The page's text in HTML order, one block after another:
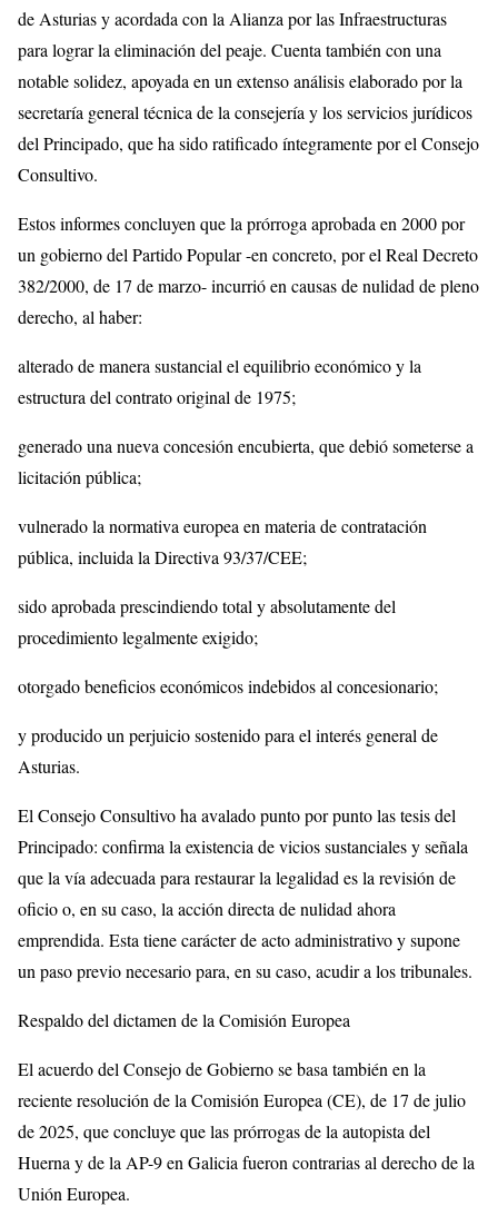
de Asturias y acordada con la Alianza por las Infraestructuras
para lograr la eliminación del peaje. Cuenta también con una
notable solidez, apoyada en un extenso análisis elaborado por la
secretaría general técnica de la consejería y los servicios jurídicos
del Principado, que ha sido ratificado íntegramente por el Consejo
Consultivo.
Estos informes concluyen que la prórroga aprobada en 2000 por
un gobierno del Partido Popular -en concreto, por el Real Decreto
382/2000, de 17 de marzo- incurrió en causas de nulidad de pleno
derecho, al haber:
alterado de manera sustancial el equilibrio económico y la
estructura del contrato original de 1975;
generado una nueva concesión encubierta, que debió someterse a
licitación pública;
vulnerado la normativa europea en materia de contratación
pública, incluida la Directiva 93/37/CEE;
sido aprobada prescindiendo total y absolutamente del
procedimiento legalmente exigido;
otorgado beneficios económicos indebidos al concesionario;
y producido un perjuicio sostenido para el interés general de
Asturias.
El Consejo Consultivo ha avalado punto por punto las tesis del
Principado: confirma la existencia de vicios sustanciales y señala
que la vía adecuada para restaurar la legalidad es la revisión de
oficio o, en su caso, la acción directa de nulidad ahora
emprendida. Esta tiene carácter de acto administrativo y supone
un paso previo necesario para, en su caso, acudir a los tribunales.
Respaldo del dictamen de la Comisión Europea
El acuerdo del Consejo de Gobierno se basa también en la
reciente resolución de la Comisión Europea (CE), de 17 de julio
de 2025, que concluye que las prórrogas de la autopista del
Huerna y de la AP-9 en Galicia fueron contrarias al derecho de la
Unión Europea.